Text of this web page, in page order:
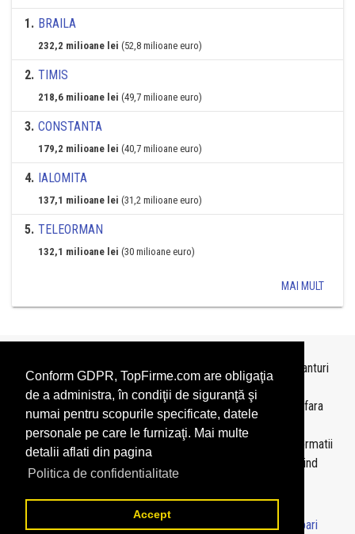
Conform GDPR, TopFirme.com are obligaţia
de a administra, în condiţii de siguranţă şi
numai pentru scopurile specificate, datele
personale pe care le furnizaţi. Mai multe
detalii aflati din pagina
Politica de confidentialitate
Accept
1. BRAILA
232,2 milioane lei (52,8 milioane euro)
2. TIMIS
218,6 milioane lei (49,7 milioane euro)
3. CONSTANTA
179,2 milioane lei (40,7 milioane euro)
4. IALOMITA
137,1 milioane lei (31,2 milioane euro)
5. TELEORMAN
132,1 milioane lei (30 milioane euro)
MAI MULT
Topurile sunt realizate deTopFirme
pe baza ultimelor bilanturi
depuse si au scop informativ.
Este interzisa folosirea topurilor fara acordul TopFirme si fara
precizarea sursei.
Daca doriti sa achizitionati
topuri personalizate
sau informatii
despre agentii economici va rugam sa ne contactati folosind
sectiunea Contact
© 2026 - TopFirme -Termeni si conditii-Contact-Intrebari